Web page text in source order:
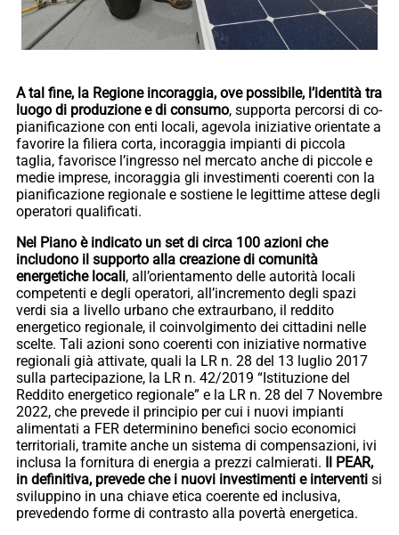
A tal fine, la Regione incoraggia, ove possibile, l’identità tra
luogo di produzione e di consumo, supporta percorsi di co-
pianificazione con enti locali, agevola iniziative orientate a
favorire la filiera corta, incoraggia impianti di piccola
taglia, favorisce l’ingresso nel mercato anche di piccole e
medie imprese, incoraggia gli investimenti coerenti con la
pianificazione regionale e sostiene le legittime attese degli
operatori qualificati.
Nel Piano è indicato un set di circa 100 azioni che
includono il supporto alla creazione di comunità
energetiche locali, all’orientamento delle autorità locali
competenti e degli operatori, all’incremento degli spazi
verdi sia a livello urbano che extraurbano, il reddito
energetico regionale, il coinvolgimento dei cittadini nelle
scelte. Tali azioni sono coerenti con iniziative normative
regionali già attivate, quali la LR n. 28 del 13 luglio 2017
sulla partecipazione, la LR n. 42/2019 “Istituzione del
Reddito energetico regionale” e la LR n. 28 del 7 Novembre
2022, che prevede il principio per cui i nuovi impianti
alimentati a FER determinino benefici socio economici
territoriali, tramite anche un sistema di compensazioni, ivi
inclusa la fornitura di energia a prezzi calmierati. Il PEAR,
in definitiva, prevede che i nuovi investimenti e interventi si
sviluppino in una chiave etica coerente ed inclusiva,
prevedendo forme di contrasto alla povertà energetica.